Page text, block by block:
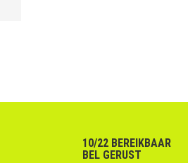
10/22 BEREIKBAAR
BEL GERUST